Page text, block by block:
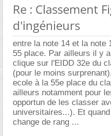
Re : Classement
d'ingénieurs
entre la note 14 et la note
55 place. Par ailleurs il y
clique sur l'EIDD 32e du
(pour le moins
ecole à la 55e place du
ailleurs notamment pour
opportun de les classer
universitaires...). Et
change de rang ...